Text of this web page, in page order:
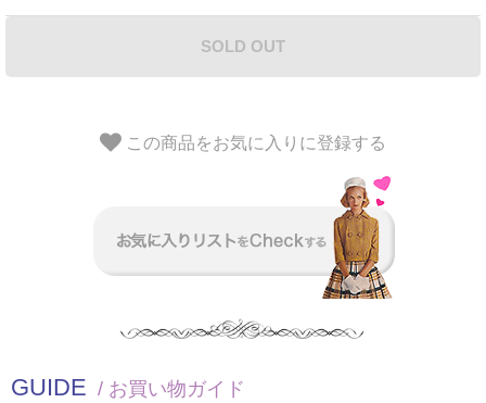
SOLD OUT
この商品をお気に入りに登録する
GUIDE / お買い物ガイド